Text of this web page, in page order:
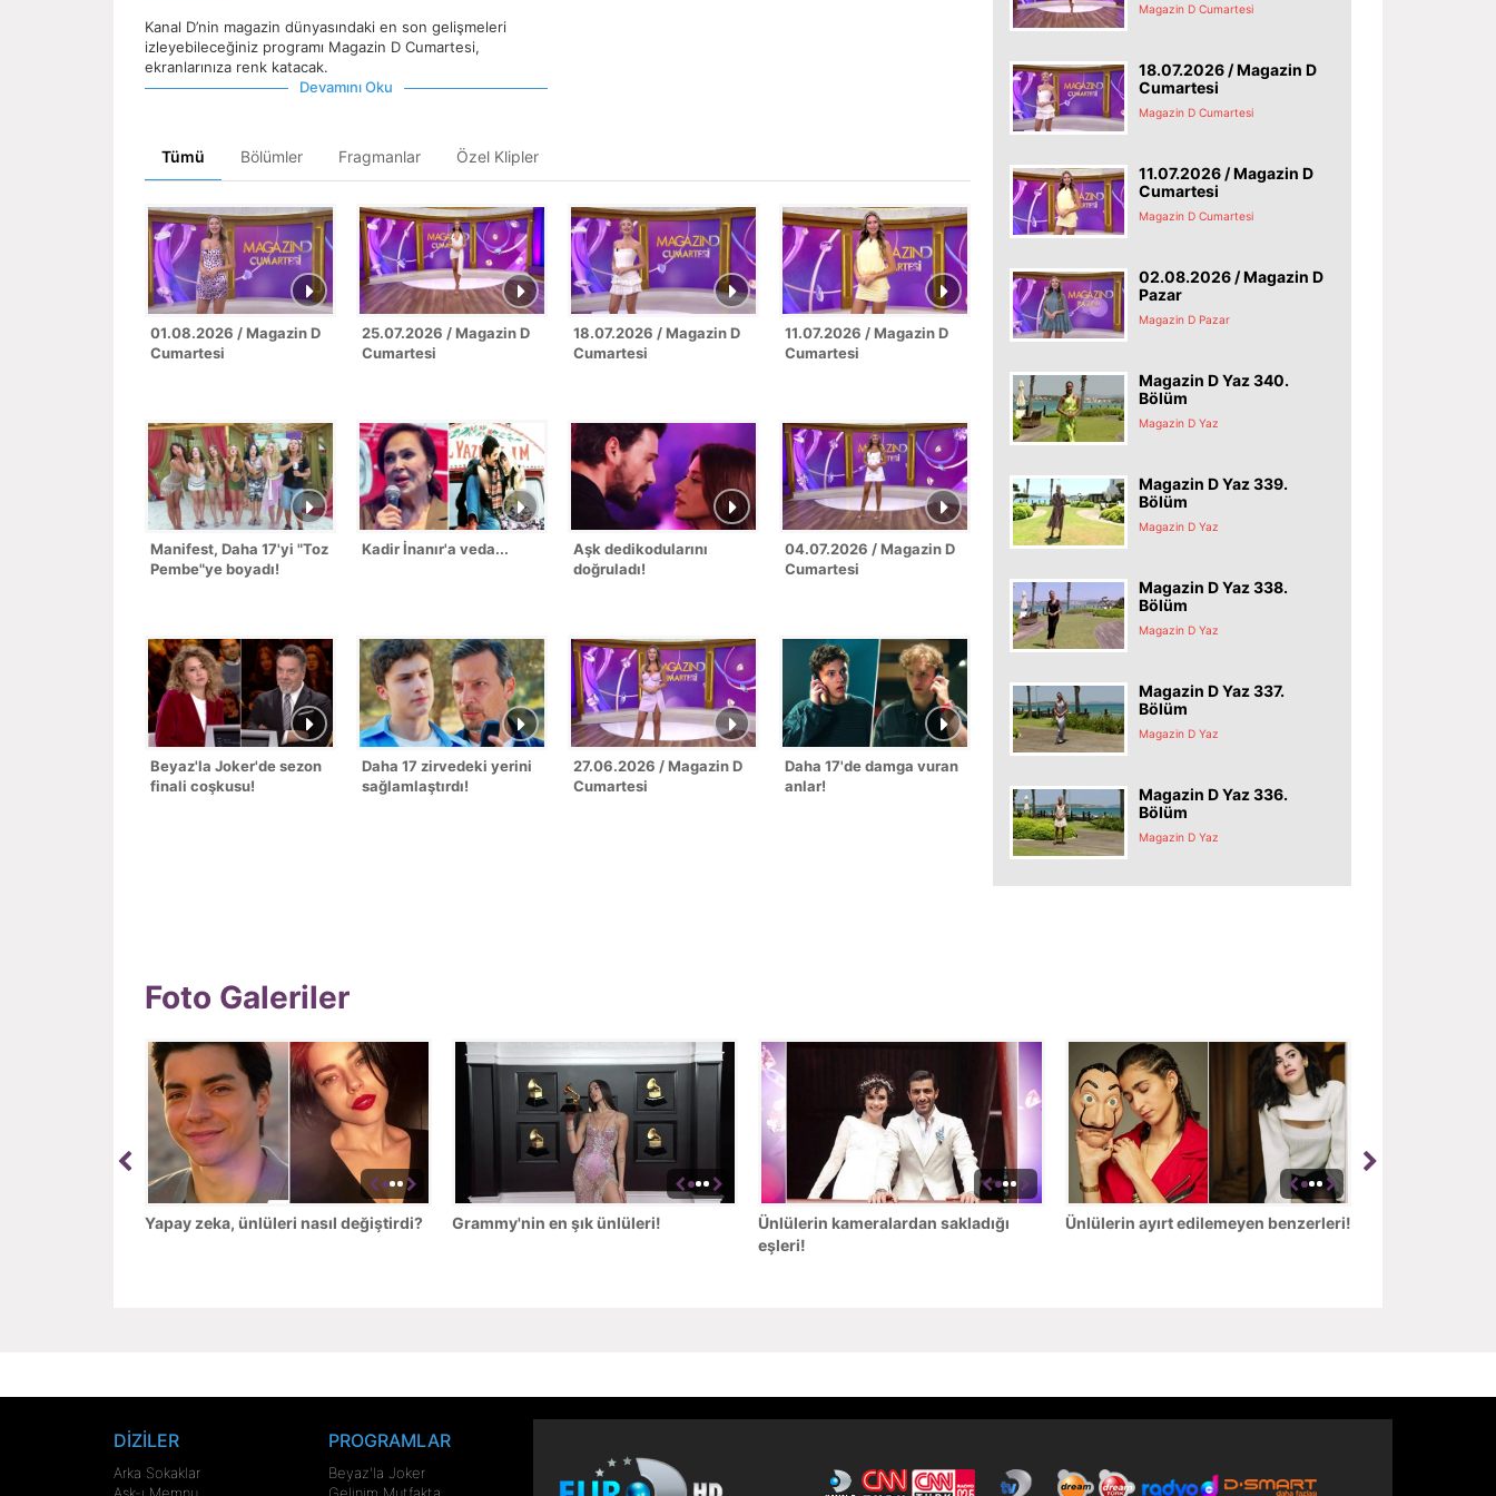
Kanal D’nin magazin dünyasındaki en son gelişmeleri
izleyebileceğiniz programı Magazin D Cumartesi,
ekranlarınıza renk katacak.
Devamını Oku
Tümü Bölümler Fragmanlar Özel Klipler
01.08.2026 / Magazin D
Cumartesi
25.07.2026 / Magazin D
Cumartesi
18.07.2026 / Magazin D
Cumartesi
11.07.2026 / Magazin D
Cumartesi
Manifest, Daha 17'yi "Toz
Pembe"ye boyadı!
Kadir İnanır'a veda...
Aşk dedikodularını
doğruladı!
04.07.2026 / Magazin D
Cumartesi
Beyaz'la Joker'de sezon
finali coşkusu!
Daha 17 zirvedeki yerini
sağlamlaştırdı!
27.06.2026 / Magazin D
Cumartesi
Daha 17'de damga vuran
anlar!
Magazin D Cumartesi
18.07.2026 / Magazin D
Cumartesi
Magazin D Cumartesi
11.07.2026 / Magazin D
Cumartesi
Magazin D Cumartesi
02.08.2026 / Magazin D
Pazar
Magazin D Pazar
Magazin D Yaz 340.
Bölüm
Magazin D Yaz
Magazin D Yaz 339.
Bölüm
Magazin D Yaz
Magazin D Yaz 338.
Bölüm
Magazin D Yaz
Magazin D Yaz 337.
Bölüm
Magazin D Yaz
Magazin D Yaz 336.
Bölüm
Magazin D Yaz
Foto Galeriler
Yapay zeka, ünlüleri nasıl değiştirdi? Grammy'nin en şık ünlüleri!
Ünlülerin kameralardan sakladığı
eşleri!
Ünlülerin ayırt edilemeyen benzerleri!
DİZİLER
Arka Sokaklar
PROGRAMLAR
Beyaz'la Joker